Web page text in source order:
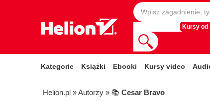
Kursy od
Kategorie Książki Ebooki Kursy video
Helion.pl » Autorzy » 📚 Cesar Bravo